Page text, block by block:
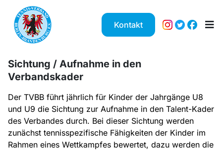
Kontakt
Sichtung / Aufnahme in den
Verbandskader
Der TVBB führt jährlich für Kinder der Jahrgänge U8
und U9 die Sichtung zur Aufnahme in den Talent-Kader
des Verbandes durch. Bei dieser Sichtung werden
zunächst tennisspezifische Fähigkeiten der Kinder im
Rahmen eines Wettkampfes bewertet, dazu werden die